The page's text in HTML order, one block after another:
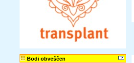
Bodi obveščen